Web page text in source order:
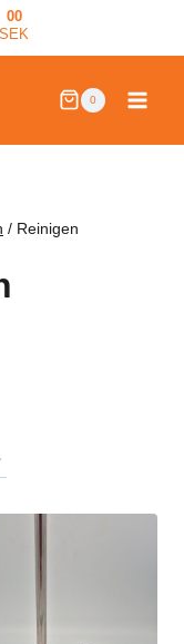
00
SEK
0
/ Reinigen